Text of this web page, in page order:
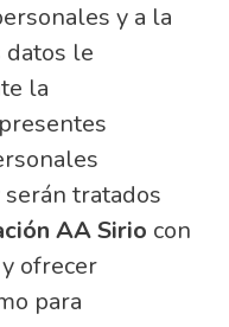
y a la
datos le
la
tratados
AA Sirio con
ofrecer
para